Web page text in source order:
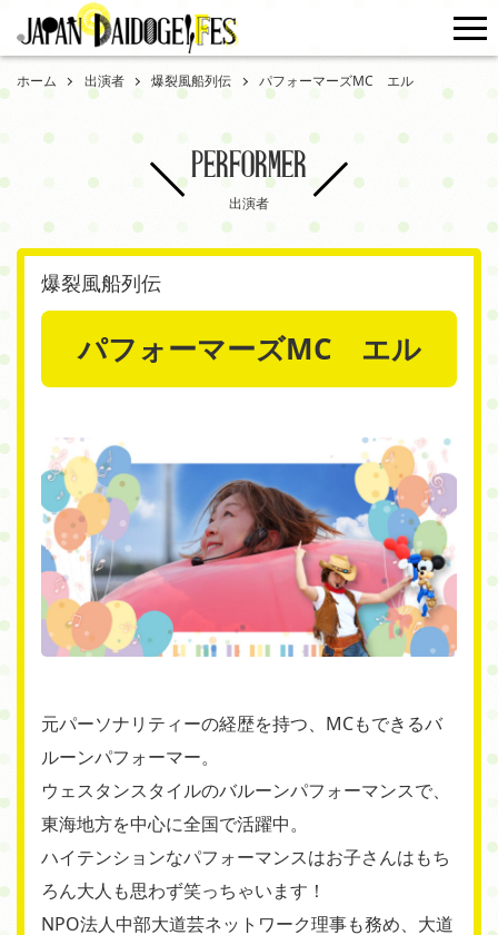
ホーム 出演者 爆裂風船列伝 パフォーマーズMC エル
PERFORMER
出演者
爆裂風船列伝
パフォーマーズMC エル
元パーソナリティーの経歴を持つ、MCもできるバ
ルーンパフォーマー。
ウェスタンスタイルのバルーンパフォーマンスで、
東海地方を中心に全国で活躍中。
ハイテンションなパフォーマンスはお子さんはもち
ろん大人も思わず笑っちゃいます！
NPO法人中部大道芸ネットワーク理事も務め、大道